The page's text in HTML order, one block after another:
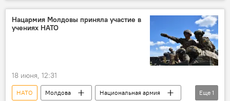
Нацармия Молдовы приняла участие в
учениях НАТО
18 июня, 12:31
НАТО Молдова
Национальная армия
Еще 1